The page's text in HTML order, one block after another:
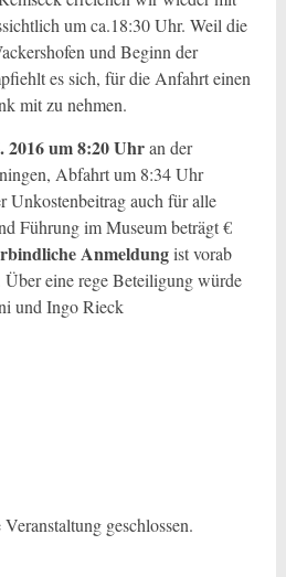
um ca.18:30 Uhr. Weil die
und Beginn der
es sich, für die Anfahrt einen
mit zu nehmen.
2016 um 8:20 Uhran der
Abfahrt um 8:34 Uhr
Unkostenbeitrag auch für alle
Führung im Museum beträgt €
Anmeldungist vorab
eine rege Beteiligung würde
und Ingo Rieck
geschlossen.